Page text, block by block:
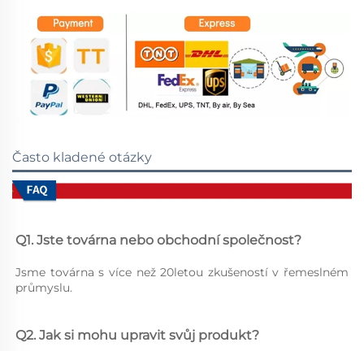
Často kladené otázky
Q1. Jste továrna nebo obchodní společnost?
Jsme továrna s více než 20letou zkušeností v řemeslném
průmyslu.
Q2. Jak si mohu upravit svůj produkt?